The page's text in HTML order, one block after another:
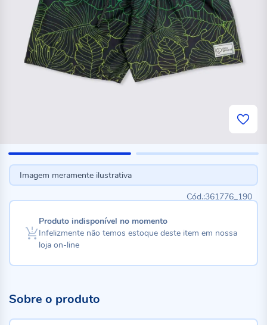
Imagem meramente ilustrativa
361776_190
Produto indisponível no momento
Infelizmente não temos estoque deste item em nossa
loja on-line
Sobre o produto